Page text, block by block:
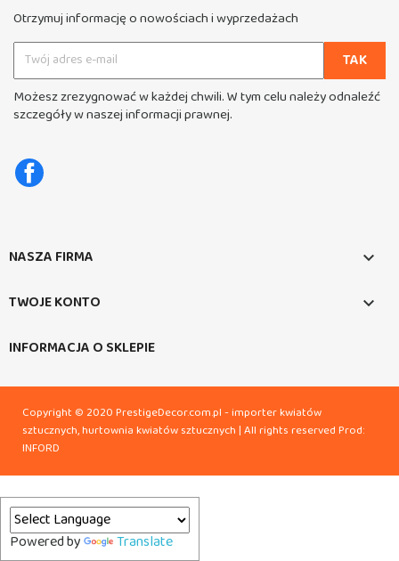
Otrzymuj informację o nowościach i wyprzedażach
Możesz zrezygnować w każdej chwili. W tym celu należy odnaleźć
szczegóły w naszej informacji prawnej.
NASZA FIRMA 
TWOJE KONTO 
INFORMACJA O SKLEPIE
Copyright © 2020 PrestigeDecor.com.pl - importer kwiatów
sztucznych, hurtownia kwiatów sztucznych | All rights reservedProd:
INFORD
Powered by Translate